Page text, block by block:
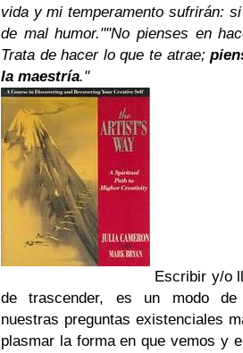
vida y mi temperamento sufrirán:
de mal humor.""No pienses en
Trata de hacer lo que te atrae;
la maestría."
Escribir y/o
de trascender, es un modo de
nuestras preguntas existenciales
plasmar la forma en que vemos y